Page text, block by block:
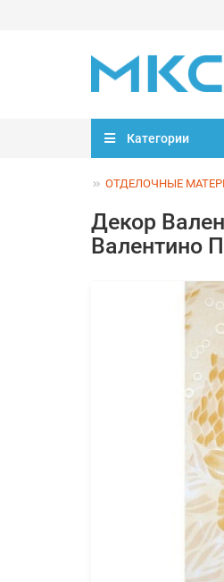
Категории
ОТДЕЛОЧНЫЕ
Декор
Валентино